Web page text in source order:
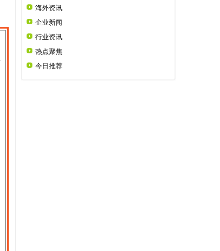
海外资讯
企业新闻
行业资讯
热点聚焦
今日推荐